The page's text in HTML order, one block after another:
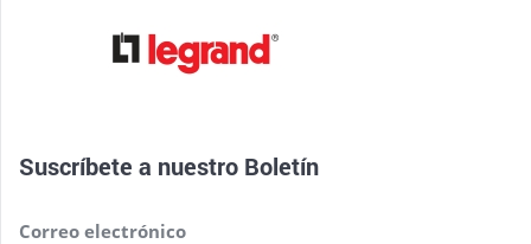
Suscríbete a nuestro Boletín
Correo electrónico